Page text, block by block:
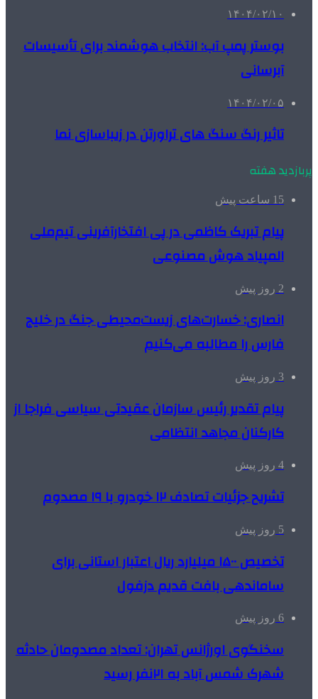
۱۴۰۴/۰۲/۱۰
بوستر پمپ آب: انتخاب هوشمند برای تأسیسات
آبرسانی
۱۴۰۴/۰۲/۰۵
تاثیر رنگ سنگ های تراورتن در زیباسازی نما
پربازدید هفته
15 ساعت پیش
پیام تبریک کاظمی در پی افتخارآفرینی تیم‌ملی
المپیاد هوش مصنوعی
2 روز پیش
انصاری: خسارت‌های زیست‌محیطی جنگ در خلیج
فارس را مطالبه‌ می‌کنیم
3 روز پیش
پیام تقدیر رئیس سازمان عقیدتی سیاسی فراجا از
کارکنان مجاهد انتظامی
4 روز پیش
تشریح جزئیات تصادف ۱۲ خودرو با ۱۹ مصدوم
5 روز پیش
تخصیص ۱۵۰۰ میلیارد ریال اعتبار استانی برای
ساماندهی بافت قدیم دزفول
6 روز پیش
سخنگوی اورژانس تهران: تعداد مصدومان حادثه
شهرک شمس آباد به ۲۱نفر رسید